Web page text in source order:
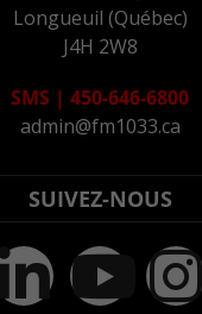
Longueuil (Québec)
J4H 2W8
SMS | 450-646-6800
admin@fm1033.ca
SUIVEZ-NOUS